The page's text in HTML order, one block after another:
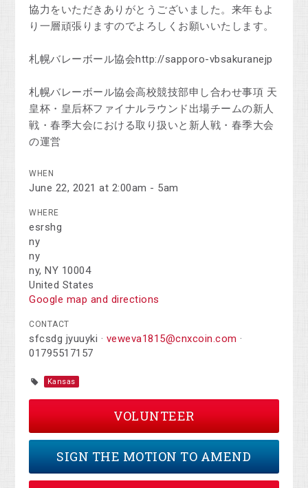
協力をいただきありがとうございました。来年もよ
り一層頑張りますのでよろしくお願いいたします。
札幌バレーボール協会http://sapporo-vbsakuranejp
札幌バレーボール協会高校競技部申し合わせ事項 天
皇杯・皇后杯ファイナルラウンド出場チームの新人
戦・春季大会における取り扱いと新人戦・春季大会
の運営
WHEN
June 22, 2021 at 2:00am - 5am
WHERE
esrshg
ny
ny
ny, NY 10004
United States
Google map and directions
CONTACT
sfcsdg jyuuyki · veweva1815@cnxcoin.com ·
01795517157
Kansas
VOLUNTEER
SIGN THE MOTION TO AMEND